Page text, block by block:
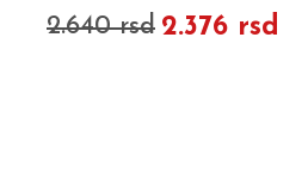
2.640 rsd 2.376 rsd